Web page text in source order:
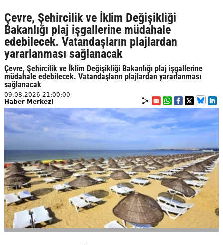
Çevre, Şehircilik ve İklim Değişikliği
Bakanlığı plaj işgallerine müdahale
edebilecek. Vatandaşların plajlardan
yararlanması sağlanacak
Çevre, Şehircilik ve İklim Değişikliği Bakanlığı plaj işgallerine
müdahale edebilecek. Vatandaşların plajlardan yararlanması
sağlanacak
09.08.2026 21:00:00
Haber Merkezi